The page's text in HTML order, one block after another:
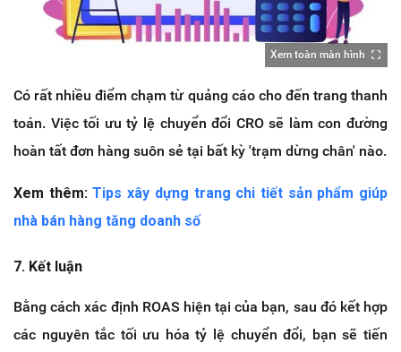
Xem toàn màn hình
Có rất nhiều điểm chạm từ quảng cáo cho đến trang thanh
toán. Việc tối ưu tỷ lệ chuyển đổi CRO sẽ làm con đường
hoàn tất đơn hàng suôn sẻ tại bất kỳ 'trạm dừng chân' nào.
Xem thêm:Tips xây dựng trang chi tiết sản phẩm giúp
nhà bán hàng tăng doanh số
7. Kết luận
Bằng cách xác định ROAS hiện tại của bạn, sau đó kết hợp
các nguyên tắc tối ưu hóa tỷ lệ chuyển đổi, bạn sẽ tiến